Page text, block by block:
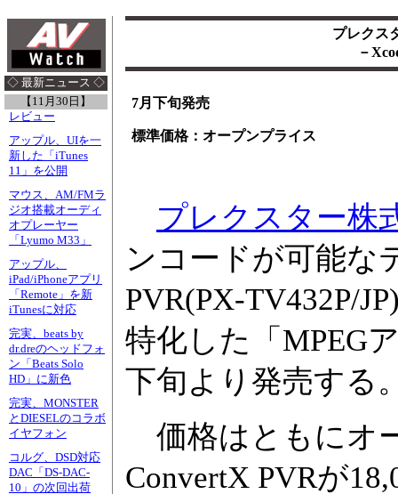
◇ 最新ニュース ◇
【11月30日】
レビュー
アップル、UIを一
新した「iTunes
11」を公開
マウス、AM/FMラ
ジオ搭載オーディ
オプレーヤー
「Lyumo M33」
アップル、
iPad/iPhoneアプリ
「Remote」を新
iTunesに対応
完実、beats by
dr.dreのヘッドフォ
ン「Beats Solo
HD」に新色
完実、MONSTER
とDIESELのコラボ
イヤフォン
コルグ、DSD対応
DAC「DS-DAC-
10」の次回出荷
プレクス
－
7月下旬発売
標準価格：オープンプライス
プレクスター株
ンコードが可能な
PVR(PX-TV432P/
特化した「MPEG
下旬より発売する
価格はともにオ
ConvertX PVRが